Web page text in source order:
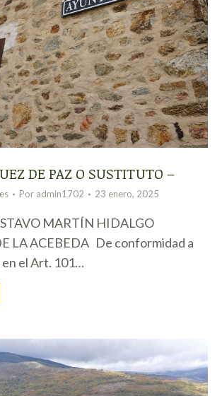
DE PAZ O SUSTITUTO –
Por admin1702 23 enero, 2025
MARTÍN HIDALGO
LA ACEBEDA De conformidad a
el Art. 101…